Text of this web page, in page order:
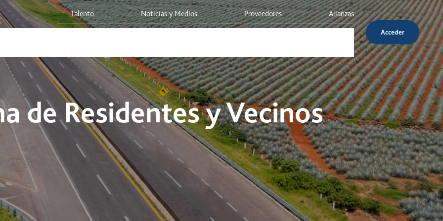
Vía CortaTalento Noticias y Medios Proveedores Alianzas
Acceder
de Residentes y Vecinos